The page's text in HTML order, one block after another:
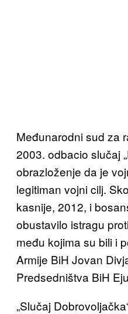
Međunarodni sud za
2003. odbacio slučaj
obrazloženje da je
legitiman vojni cilj.
kasnije, 2012, i
obustavilo istragu
među kojima su bili i
Armije BiH Jovan
Predsedništva BiH
„Slučaj